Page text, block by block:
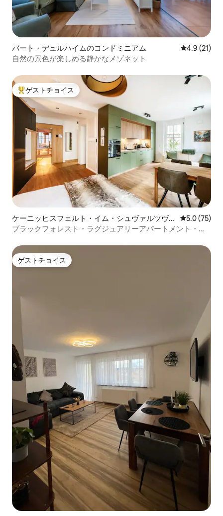
バート・デュルハイムのコンドミニアム レビュー21
4.9 (21)
自然の景色が楽しめる静かなメゾネット
大好評のゲストチョイスです。
ゲストチョイス
ケーニッヒスフェルト・イム・シュヴァルツヴァ
ルトのマンション・アパート
レビュー75
5.0 (75)
ブラックフォレスト・ラグジュアリーアパートメント・ヴ
ゲストチョイス
ゲストチョイス